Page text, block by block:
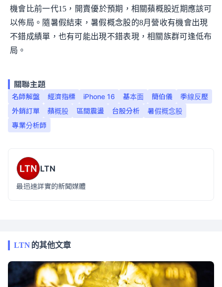
機會比前一代15，開賣優於預期，相關蘋概股近期應該可
以佈局。隨暑假結束，暑假概念股的8月營收有機會出現
不錯成績單，也有可能出現不錯表現，相關族群可逢低布
局。
關聯主題
名師解盤 經濟指標 iPhone 16 基本面 簡伯儀
季線反壓
外銷訂單
蘋概股 區間震盪 台股分析
暑假概念股
專業分析師
LTN
最迅速詳實的新聞媒體
LTN的其他文章